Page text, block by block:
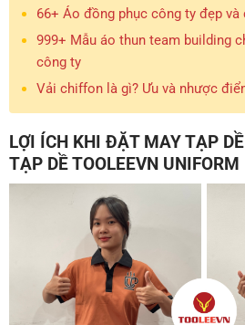
66+ Áo đồng phục công ty đẹp
999+ Mẫu áo thun team building
công ty
Vải chiffon là gì? Ưu và nhược
LỢI ÍCH KHI ĐẶT MAY TẠP
TẠP DỀ TOOLEEVN UNIFORM